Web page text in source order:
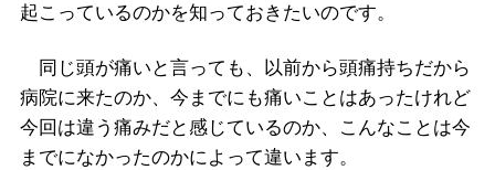
起こっているのかを知っておきたいのです。
同じ頭が痛いと言っても、以前から頭痛持ちだから
病院に来たのか、今までにも痛いことはあったけれど
今回は違う痛みだと感じているのか、こんなことは今
までになかったのかによって違います。